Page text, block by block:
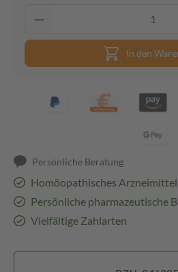
In den
Persönliche Beratung
Homöopathisches Arzneimittel
Persönliche pharmazeutische
Vielfältige Zahlarten